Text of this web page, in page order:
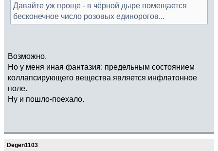
Давайте уж проще - в чёрной дыре помещается
бесконечное число розовых единорогов...
Возможно.
Но у меня иная фантазия: предельным состоянием
коллапсирующего вещества является инфлатонное
поле.
Ну и пошло-поехало.
Degen1103